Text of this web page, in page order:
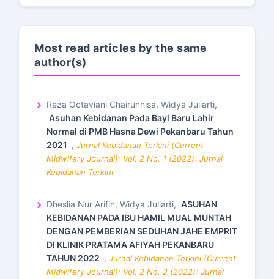
Most read articles by the same
author(s)
Reza Octaviani Chairunnisa, Widya Juliarti,
Asuhan Kebidanan Pada Bayi Baru Lahir
Normal di PMB Hasna Dewi Pekanbaru Tahun
2021 , Jurnal Kebidanan Terkini (Current
Midwifery Journal): Vol. 2 No. 1 (2022): Jurnal
Kebidanan Terkini
Dheslia Nur Arifin, Widya Juliarti, ASUHAN
KEBIDANAN PADA IBU HAMIL MUAL MUNTAH
DENGAN PEMBERIAN SEDUHAN JAHE EMPRIT
DI KLINIK PRATAMA AFIYAH PEKANBARU
TAHUN 2022 , Jurnal Kebidanan Terkini (Current
Midwifery Journal): Vol. 2 No. 2 (2022): Jurnal